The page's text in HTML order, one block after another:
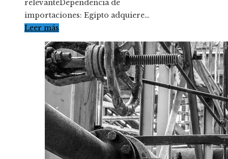
relevanteDependencia de
importaciones: Egipto adquiere…
Leer más